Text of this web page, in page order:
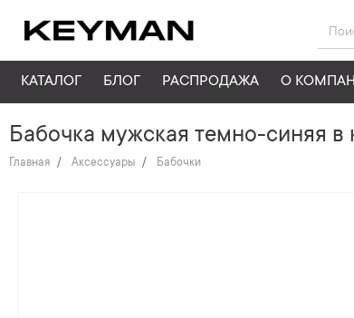
КАТАЛОГ О
РАСПРОДАЖА
БЛОГ
Бабочка мужская темно-синяя в
Главная Аксессуары Бабочки